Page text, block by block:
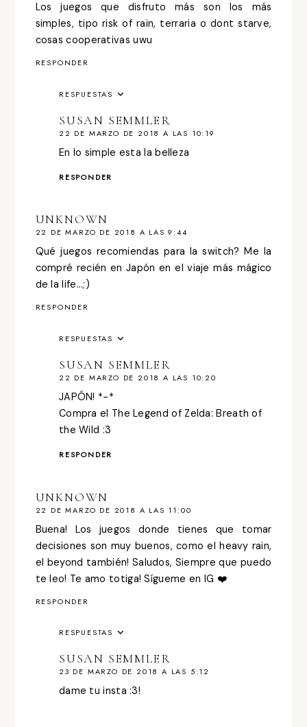
Los juegos que disfruto más son los más
simples, tipo risk of rain, terraria o dont starve,
cosas cooperativas uwu
RESPONDER
RESPUESTAS
SUSAN SEMMLER
22 DE MARZO DE 2018 A LAS 10:19
En lo simple esta la belleza
RESPONDER
UNKNOWN
22 DE MARZO DE 2018 A LAS 9:44
Qué juegos recomiendas para la switch? Me la
compré recién en Japón en el viaje más mágico
de la life...;)
RESPONDER
RESPUESTAS
SUSAN SEMMLER
22 DE MARZO DE 2018 A LAS 10:20
JAPÓN! *-*
Compra el The Legend of Zelda: Breath of
the Wild :3
RESPONDER
UNKNOWN
22 DE MARZO DE 2018 A LAS 11:00
Buena! Los juegos donde tienes que tomar
decisiones son muy buenos, como el heavy rain,
el beyond también! Saludos, Siempre que puedo
te leo! Te amo totiga! Sígueme en IG ❤️
RESPONDER
RESPUESTAS
SUSAN SEMMLER
23 DE MARZO DE 2018 A LAS 5:12
dame tu insta :3!